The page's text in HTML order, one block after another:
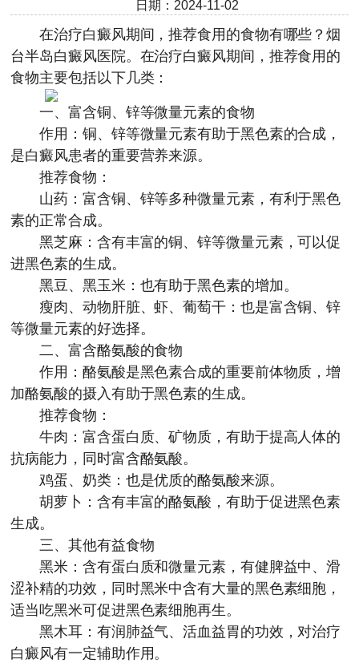
日期：2024-11-02
在治疗白癜风期间，推荐食用的食物有哪些？烟
台半岛白癜风医院。在治疗白癜风期间，推荐食用的
食物主要包括以下几类：
一、富含铜、锌等微量元素的食物
作用：铜、锌等微量元素有助于黑色素的合成，
是白癜风患者的重要营养来源。
推荐食物：
山药：富含铜、锌等多种微量元素，有利于黑色
素的正常合成。
黑芝麻：含有丰富的铜、锌等微量元素，可以促
进黑色素的生成。
黑豆、黑玉米：也有助于黑色素的增加。
瘦肉、动物肝脏、虾、葡萄干：也是富含铜、锌
等微量元素的好选择。
二、富含酪氨酸的食物
作用：酪氨酸是黑色素合成的重要前体物质，增
加酪氨酸的摄入有助于黑色素的生成。
推荐食物：
牛肉：富含蛋白质、矿物质，有助于提高人体的
抗病能力，同时富含酪氨酸。
鸡蛋、奶类：也是优质的酪氨酸来源。
胡萝卜：含有丰富的酪氨酸，有助于促进黑色素
生成。
三、其他有益食物
黑米：含有蛋白质和微量元素，有健脾益中、滑
涩补精的功效，同时黑米中含有大量的黑色素细胞，
适当吃黑米可促进黑色素细胞再生。
黑木耳：有润肺益气、活血益胃的功效，对治疗
白癜风有一定辅助作用。